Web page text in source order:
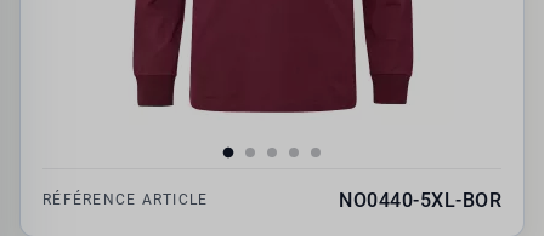
RÉFÉRENCE ARTICLE NO0440-5XL-BOR